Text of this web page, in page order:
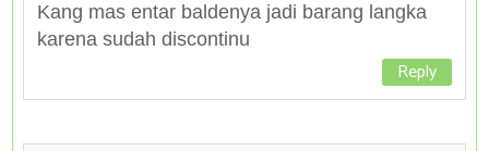
Kang mas entar baldenya jadi barang langka
karena sudah discontinu
Reply